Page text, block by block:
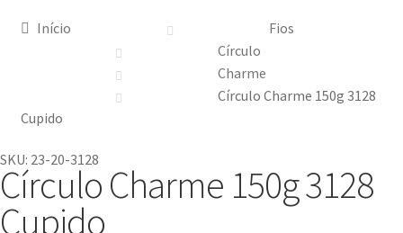
Início
Fios
Círculo
Charme
Círculo Charme 150g 3128
Cupido
SKU: 23-20-3128
Círculo Charme 150g 3128
Cupido